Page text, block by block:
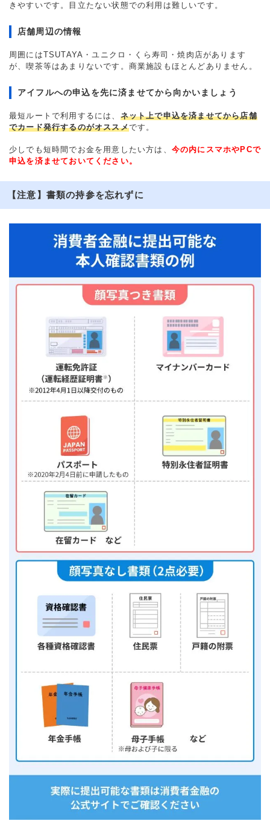
きやすいです。目立たない状態での利用は難しいです。
店舗周辺の情報
周囲にはTSUTAYA・ユニクロ・くら寿司・焼肉店があります
が、喫茶等はあまりないです。商業施設もほとんどありません。
アイフルへの申込を先に済ませてから向かいましょう
最短ルートで利用するには、 ネット上で申込を済ませてから店舗
でカード発行するのがオススメです。
少しでも短時間でお金を用意したい方は、 今の内にスマホやPCで
申込を済ませておいてください。
【注意】書類の持参を忘れずに